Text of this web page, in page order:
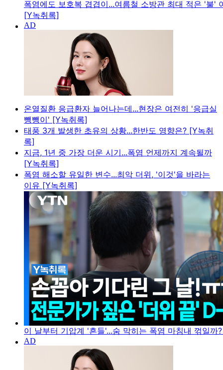
폭염에도 보호복 겹겹이...여름철 소방관 최대 적은 '불'
[Y녹취록]
온열질환 응급환자 늘어나는데...현장은 여전히 '응급실
뺑뺑이' [Y녹취록]
태풍 3개 발생한 초유의 상황...한반도 영향은? [Y녹취
록]
지금, 1년 중 가장 더운 시기...폭염 언제까지 계속될까
[Y녹취록]
폭염 해소할 유일한 변수...최악 더위, '이것'을 바라는
이유 [Y녹취록]
이 날부터 기압계 '흔들'...숨 막히는 폭염 마침내 꺾일까